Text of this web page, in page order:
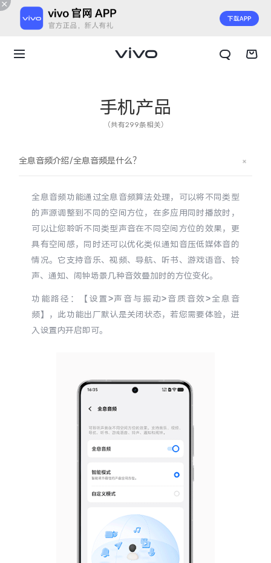
X300 E X Fold6
X300s
S60 S60 元气版
S50 Pro mini
Y600 Turbo Y600 Pro
Y60
vivo TWS 5 Pro vivo Pad6 Pro
vivo 头戴降噪耳机 vivo TWS 5e
手机产品
（共有299条相关）
全息音频介绍/全息音频是什么？
全息音频功能通过全息音频算法处理，可以将不同类型
的声源调整到不同的空间方位，在多应用同时播放时，
可以让您聆听不同类型声音在不同空间方位的效果，更
具有空间感，同时还可以优化类似通知音压低媒体音的
情况。它支持音乐、视频、导航、听书、游戏语音、铃
声、通知、闹钟场景几种音效叠加时的方位变化。
功能路径：【设置>声音与振动>音质音效>全息音
频】，此功能出厂默认是关闭状态，若您需要体验，进
入设置内开启即可。